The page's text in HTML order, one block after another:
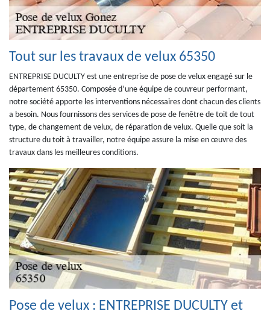
Tout sur les travaux de velux 65350
ENTREPRISE DUCULTY est une entreprise de pose de velux engagé sur le
département 65350. Composée d’une équipe de couvreur performant,
notre société apporte les interventions nécessaires dont chacun des clients
a besoin. Nous fournissons des services de pose de fenêtre de toit de tout
type, de changement de velux, de réparation de velux. Quelle que soit la
structure du toit à travailler, notre équipe assure la mise en œuvre des
travaux dans les meilleures conditions.
Pose de velux : ENTREPRISE DUCULTY et